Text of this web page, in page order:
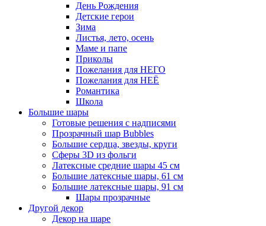
День Рождения
Детские герои
Зима
Листья, лето, осень
Маме и папе
Приколы
Пожелания для НЕГО
Пожелания для НЕЁ
Романтика
Школа
Большие шары
Готовые решения с надписями
Прозрачный шар Bubbles
Большие сердца, звезды, круги
Сферы 3D из фольги
Латексные средние шары 45 см
Большие латексные шары, 61 см
Большие латексные шары, 91 см
Шары прозрачные
Другой декор
Декор на шаре